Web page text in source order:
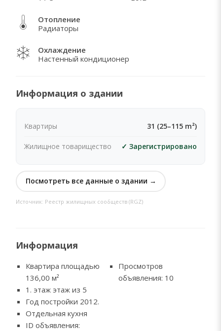
Postoje 2 ulaza u prostor, 2 interfona sa video
Отопление
Радиаторы
Охлаждение
Настенный кондиционер
Информация о здании
Квартиры 31 (25–115 m²)
Жилищное товарищество ✓ Зарегистрировано
Посмотреть все данные о здании →
Источник: Реестр жилищных сообществ (RGZ)
Информация
Квартира площадью
136,00 м²
1. этаж этаж из 5
Год постройки 2012.
Отдельная кухня
Просмотров
объявления: 10
ID объявления: